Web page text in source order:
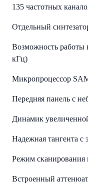
135 частотных
Отдельный
Возможность работы
кГц)
Микропроцессор
Передняя панель с
Динамик
Надежная тангента
Режим сканирования
Встроенный